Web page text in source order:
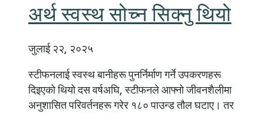
अर्थ स्वस्थ सोच्न सिक्नु थियो
जुलाई २२, २०२५
स्टीफनलाई स्वस्थ बानीहरू पुनर्निर्माण गर्ने उपकरणहरू
दिइएको थियो दस वर्षअघि, स्टीफनले आफ्नो जीवनशैलीमा
अनुशासित परिवर्तनहरू गरेर १८० पाउन्ड तौल घटाए। तर